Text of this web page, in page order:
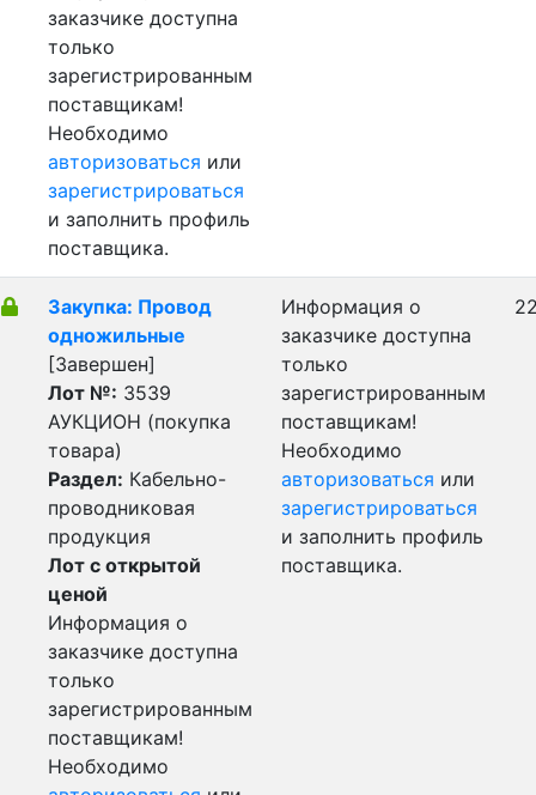
заказчике доступна
только
зарегистрированным
поставщикам!
Необходимо
авторизоваться или
зарегистрироваться
и заполнить профиль
поставщика.
Закупка: Провод
одножильные
[Завершен]
Лот №: 3539
АУКЦИОН (покупка
товара)
Раздел: Кабельно-
проводниковая
продукция
Лот с открытой
ценой
Информация о
заказчике доступна
только
зарегистрированным
поставщикам!
Необходимо
Информация о
заказчике доступна
только
зарегистрированным
поставщикам!
Необходимо
авторизоваться или
зарегистрироваться
и заполнить профиль
поставщика.